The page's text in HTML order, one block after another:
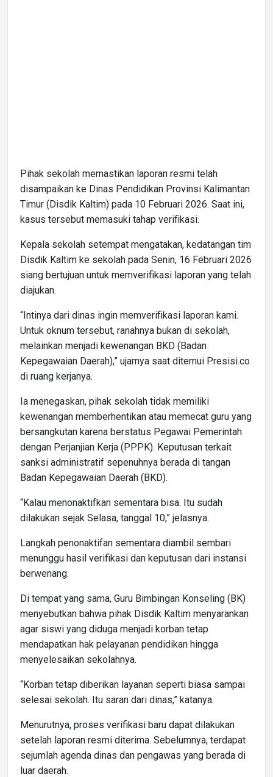
Pihak sekolah memastikan laporan resmi telah
disampaikan ke Dinas Pendidikan Provinsi Kalimantan
Timur (Disdik Kaltim) pada 10 Februari 2026. Saat ini,
kasus tersebut memasuki tahap verifikasi.
Kepala sekolah setempat mengatakan, kedatangan tim
Disdik Kaltim ke sekolah pada Senin, 16 Februari 2026
siang bertujuan untuk memverifikasi laporan yang telah
diajukan.
“Intinya dari dinas ingin memverifikasi laporan kami.
Untuk oknum tersebut, ranahnya bukan di sekolah,
melainkan menjadi kewenangan BKD (Badan
Kepegawaian Daerah),” ujarnya saat ditemui Presisi.co
di ruang kerjanya.
Ia menegaskan, pihak sekolah tidak memiliki
kewenangan memberhentikan atau memecat guru yang
bersangkutan karena berstatus Pegawai Pemerintah
dengan Perjanjian Kerja (PPPK). Keputusan terkait
sanksi administratif sepenuhnya berada di tangan
Badan Kepegawaian Daerah (BKD).
“Kalau menonaktifkan sementara bisa. Itu sudah
dilakukan sejak Selasa, tanggal 10,” jelasnya.
Langkah penonaktifan sementara diambil sembari
menunggu hasil verifikasi dan keputusan dari instansi
berwenang.
Di tempat yang sama, Guru Bimbingan Konseling (BK)
menyebutkan bahwa pihak Disdik Kaltim menyarankan
agar siswi yang diduga menjadi korban tetap
mendapatkan hak pelayanan pendidikan hingga
menyelesaikan sekolahnya.
“Korban tetap diberikan layanan seperti biasa sampai
selesai sekolah. Itu saran dari dinas,” katanya.
Menurutnya, proses verifikasi baru dapat dilakukan
setelah laporan resmi diterima. Sebelumnya, terdapat
sejumlah agenda dinas dan pengawas yang berada di
luar daerah.